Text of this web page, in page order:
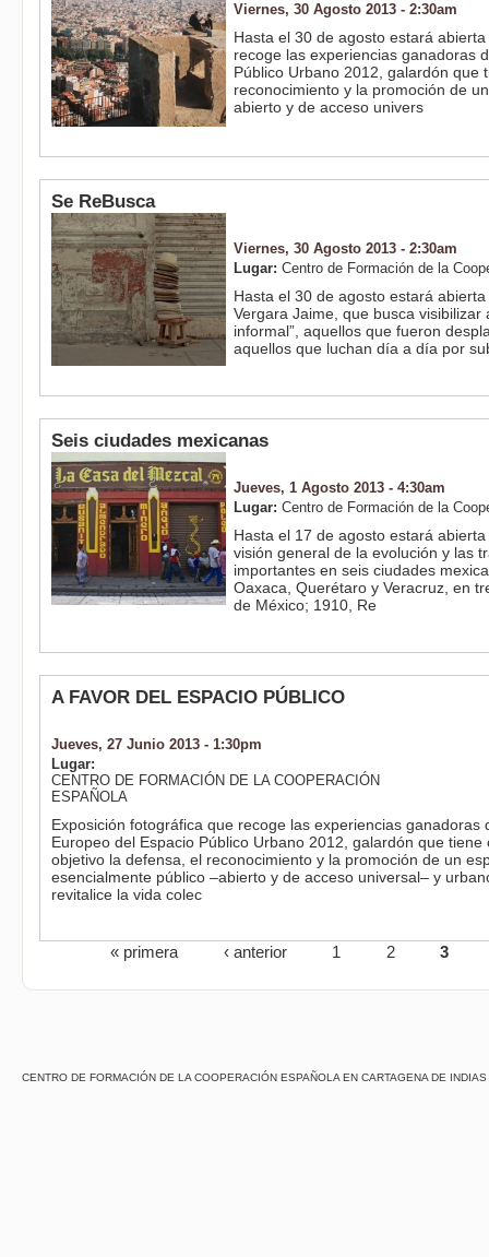
Viernes, 30 Agosto 2013 - 2:30am
Hasta el 30 de agosto estará
recoge las experiencias ganadoras
Público Urbano 2012, galardón que
reconocimiento y la promoción de
abierto y de acceso univers
Se ReBusca
Viernes, 30 Agosto 2013 - 2:30am
Lugar: Centro de Formación de la
Hasta el 30 de agosto estará
Vergara Jaime, que busca
informal”, aquellos que fueron
aquellos que luchan día a día por
Seis ciudades mexicanas
Jueves, 1 Agosto 2013 - 4:30am
Lugar: Centro de Formación de la
Hasta el 17 de agosto estará
visión general de la evolución y las
importantes en seis ciudades
Oaxaca, Querétaro y Veracruz, en
de México; 1910, Re
A FAVOR DEL ESPACIO PÚBLICO
Jueves, 27 Junio 2013 - 1:30pm
Lugar:
CENTRO DE FORMACIÓN DE LA COOPERACIÓN
ESPAÑOLA
Exposición fotográfica que recoge las experiencias ganadoras
Europeo del Espacio Público Urbano 2012, galardón que tiene
objetivo la defensa, el reconocimiento y la promoción de un
esencialmente público –abierto y de acceso universal– y
revitalice la vida colec
« primera ‹ anterior 1 2 3
CENTRO DE FORMACIÓN DE LA COOPERACIÓN ESPAÑOLA EN CARTAGENA DE